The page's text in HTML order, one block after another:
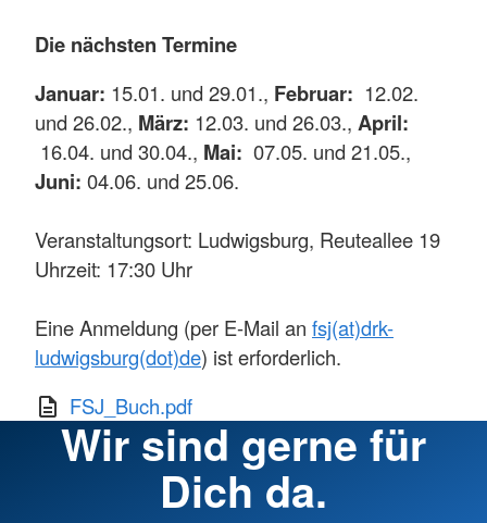
Die nächsten Termine
Januar: 15.01. und 29.01., Februar: 12.02.
und 26.02., März: 12.03. und 26.03., April:
16.04. und 30.04., Mai: 07.05. und 21.05.,
Juni: 04.06. und 25.06.
Veranstaltungsort: Ludwigsburg, Reuteallee 19
Uhrzeit: 17:30 Uhr
Eine Anmeldung (per E-Mail an fsj(at)drk-
ludwigsburg(dot)de) ist erforderlich.
FSJ_Buch.pdf
Wir sind gerne für
Dich da.